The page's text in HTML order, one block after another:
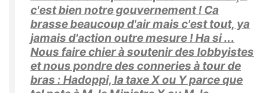
c'est bien notre gouvernement ! Ca
brasse beaucoup d'air mais c'est tout, ya
jamais d'action outre mesure ! Ha si ...
Nous faire chier à soutenir des lobbyistes
et nous pondre des conneries à tour de
bras : Hadoppi, la taxe X ou Y parce que